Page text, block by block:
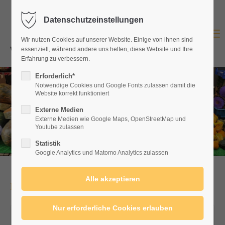
Login
Benutzername
Passwort
Anmelden
Support
Lorem ipsum dolor sit amet:
Marktsprecher
Maßnahmen
Datenschutzeinstellungen
Wir nutzen Cookies auf unserer Website. Einige von ihnen sind
essenziell, während andere uns helfen, diese Website und Ihre
Erfahrung zu verbessern.
Erforderlich*
Notwendige Cookies und Google Fonts zulassen damit die
Website korrekt funktioniert
Externe Medien
Externe Medien wie Google Maps, OpenStreetMap und
Youtube zulassen
Statistik
Google Analytics und Matomo Analytics zulassen